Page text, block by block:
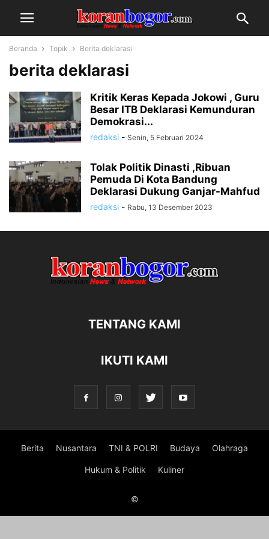
Beranda Topik Berita deklarasi
berita deklarasi
Kritik Keras Kepada Jokowi , Guru
Besar ITB Deklarasi Kemunduran
Demokrasi...
redaksi - Senin, 5 Februari 2024
Tolak Politik Dinasti ,Ribuan
Pemuda Di Kota Bandung
Deklarasi Dukung Ganjar-Mahfud
redaksi - Rabu, 13 Desember 2023
TENTANG KAMI
IKUTI KAMI
Berita Nusantara TNI & POLRI Budaya Olahraga
Hukum & Politik Kuliner
©